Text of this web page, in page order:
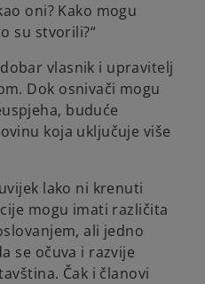
oni? Kako mogu
su stvorili?“
vlasnik i upravitelj
Dok osnivači mogu
buduće
koja uključuje više
lako ni krenuti
mogu imati različita
ali jedno
se očuva i razvije
Čak i članovi